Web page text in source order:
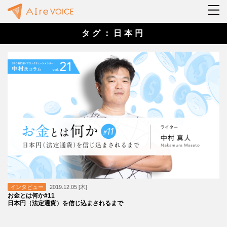
タグ：日本円
インタビュー 2019.12.05 [木]
お金とは何か#11
日本円（法定通貨）を信じ込まされるまで